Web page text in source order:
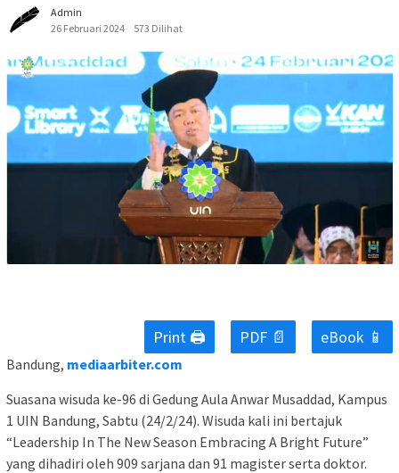
Admin
26 Februari 2024
573 Dilihat
Print 🖨 PDF 📄 eBook 📱
Bandung, mediaarbiter.com
Suasana wisuda ke-96 di Gedung Aula Anwar Musaddad, Kampus
1 UIN Bandung, Sabtu (24/2/24). Wisuda kali ini bertajuk
“Leadership In The New Season Embracing A Bright Future”
yang dihadiri oleh 909 sarjana dan 91 magister serta doktor.